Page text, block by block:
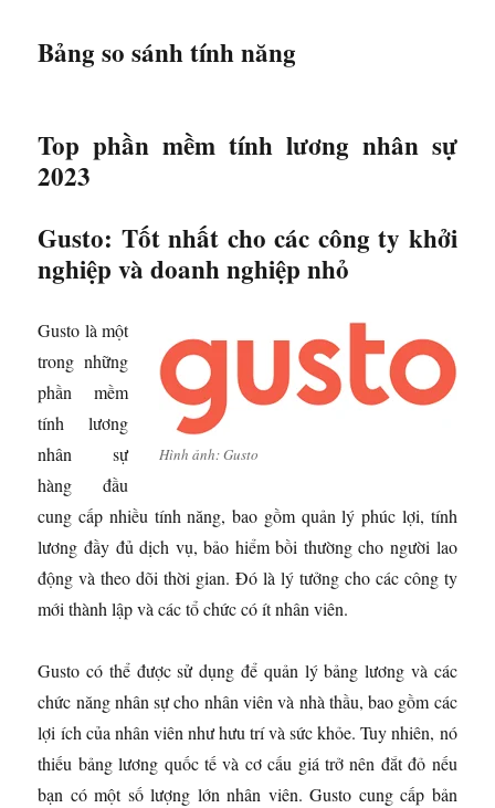
Bảng so sánh tính năng
Top phần mềm tính lương nhân sự
2023
Gusto: Tốt nhất cho các công ty khởi
nghiệp và doanh nghiệp nhỏ
Hình ảnh: Gusto
Gusto là một
trong những
phần mềm
tính lương
nhân sự
hàng đầu
cung cấp nhiều tính năng, bao gồm quản lý phúc lợi, tính
lương đầy đủ dịch vụ, bảo hiểm bồi thường cho người lao
động và theo dõi thời gian. Đó là lý tưởng cho các công ty
mới thành lập và các tổ chức có ít nhân viên.
Gusto có thể được sử dụng để quản lý bảng lương và các
chức năng nhân sự cho nhân viên và nhà thầu, bao gồm các
lợi ích của nhân viên như hưu trí và sức khỏe. Tuy nhiên, nó
thiếu bảng lương quốc tế và cơ cấu giá trở nên đắt đỏ nếu
bạn có một số lượng lớn nhân viên. Gusto cung cấp bản